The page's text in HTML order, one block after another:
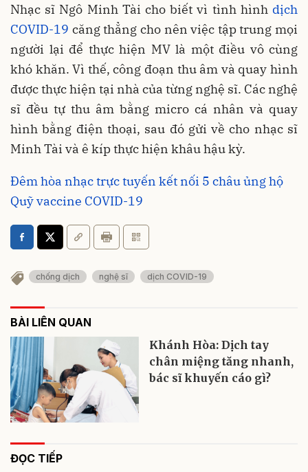
Nhạc sĩ Ngô Minh Tài cho biết vì tình hình dịch
COVID-19 căng thẳng cho nên việc tập trung mọi
người lại để thực hiện MV là một điều vô cùng
khó khăn. Vì thế, công đoạn thu âm và quay hình
được thực hiện tại nhà của từng nghệ sĩ. Các nghệ
sĩ đều tự thu âm bằng micro cá nhân và quay
hình bằng điện thoại, sau đó gửi về cho nhạc sĩ
Minh Tài và ê kíp thực hiện khâu hậu kỳ.
Đêm hòa nhạc trực tuyến kết nối 5 châu ủng hộ
Quỹ vaccine COVID-19
chống dịch nghệ sĩ dịch COVID-19
BÀI LIÊN QUAN
Khánh Hòa: Dịch tay
chân miệng tăng nhanh,
bác sĩ khuyến cáo gì?
ĐỌC TIẾP